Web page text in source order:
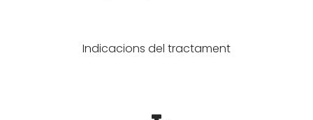
Indicacions del tractament